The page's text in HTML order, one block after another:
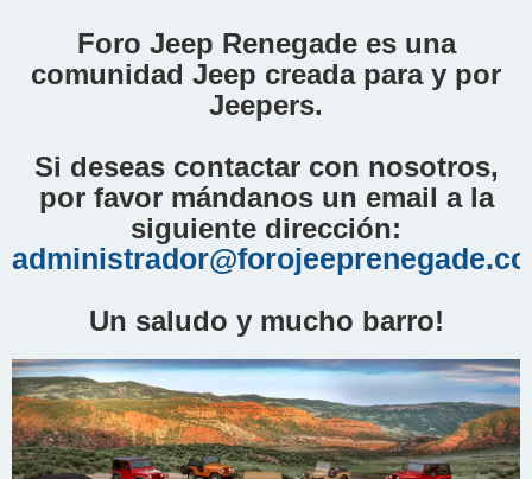
Foro Jeep Renegade es una
comunidad Jeep creada para y por
Jeepers.
Si deseas contactar con nosotros,
por favor mándanos un email a la
siguiente dirección:
Un saludo y mucho barro!